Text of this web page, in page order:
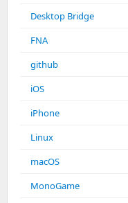
Desktop Bridge
FNA
github
iOS
iPhone
Linux
macOS
MonoGame